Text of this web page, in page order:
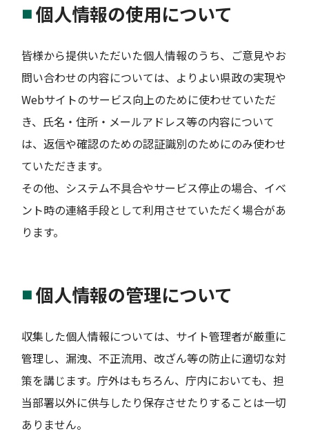
個人情報の使用について
皆様から提供いただいた個人情報のうち、ご意見やお
問い合わせの内容については、よりよい県政の実現や
Webサイトのサービス向上のために使わせていただ
き、氏名・住所・メールアドレス等の内容について
は、返信や確認のための認証識別のためにのみ使わせ
ていただきます。
その他、システム不具合やサービス停止の場合、イベ
ント時の連絡手段として利用させていただく場合があ
ります。
個人情報の管理について
収集した個人情報については、サイト管理者が厳重に
管理し、漏洩、不正流用、改ざん等の防止に適切な対
策を講じます。庁外はもちろん、庁内においても、担
当部署以外に供与したり保存させたりすることは一切
ありません。